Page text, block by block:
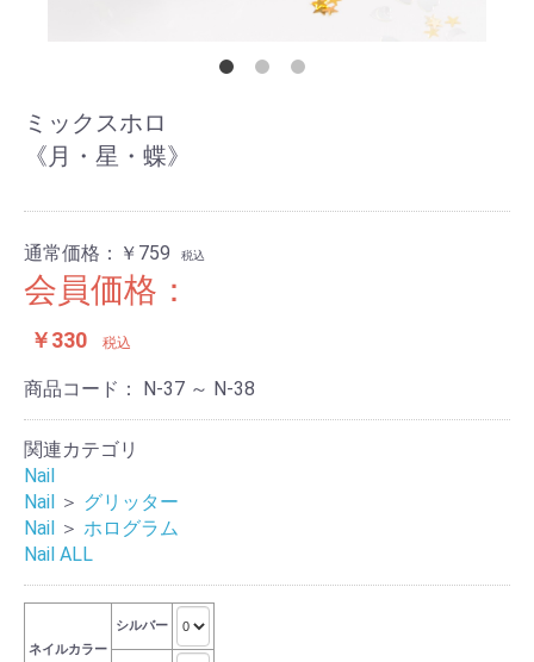
ミックスホロ
《月・星・蝶》
通常価格： ￥759 税込
会員価格：
￥330 税込
商品コード： N-37 ～ N-38
関連カテゴリ
Nail
Nail ＞ グリッター
Nail ＞ ホログラム
Nail ALL
ネイルカラー
シルバー